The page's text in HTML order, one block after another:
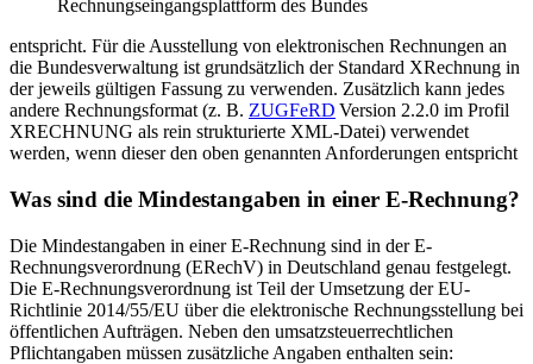
Rechnungseingangsplattform des Bundes
entspricht. Für die Ausstellung von elektronischen Rechnungen an
die Bundesverwaltung ist grundsätzlich der Standard XRechnung in
der jeweils gültigen Fassung zu verwenden. Zusätzlich kann jedes
andere Rechnungsformat (z. B. ZUGFeRD Version 2.2.0 im Profil
XRECHNUNG als rein strukturierte XML-Datei) verwendet
werden, wenn dieser den oben genannten Anforderungen entspricht
Was sind die Mindestangaben in einer E-Rechnung?
Die Mindestangaben in einer E-Rechnung sind in der E-
Rechnungsverordnung (ERechV) in Deutschland genau festgelegt.
Die E-Rechnungsverordnung ist Teil der Umsetzung der EU-
Richtlinie 2014/55/EU über die elektronische Rechnungsstellung bei
öffentlichen Aufträgen. Neben den umsatzsteuerrechtlichen
Pflichtangaben müssen zusätzliche Angaben enthalten sein: